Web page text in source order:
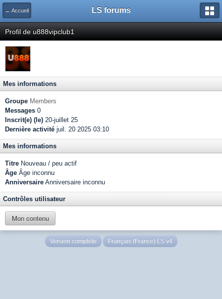
← Accueil LS forums
Profil de u888vipclub1
Mes informations
Groupe Members
Messages 0
Inscrit(e) (le) 20-juillet 25
Dernière activité juil. 20 2025 03:10
Mes informations
Titre Nouveau / peu actif
Âge Âge inconnu
Anniversaire Anniversaire inconnu
Contrôles utilisateur
Mon contenu
Version complète Français (France) LS v4